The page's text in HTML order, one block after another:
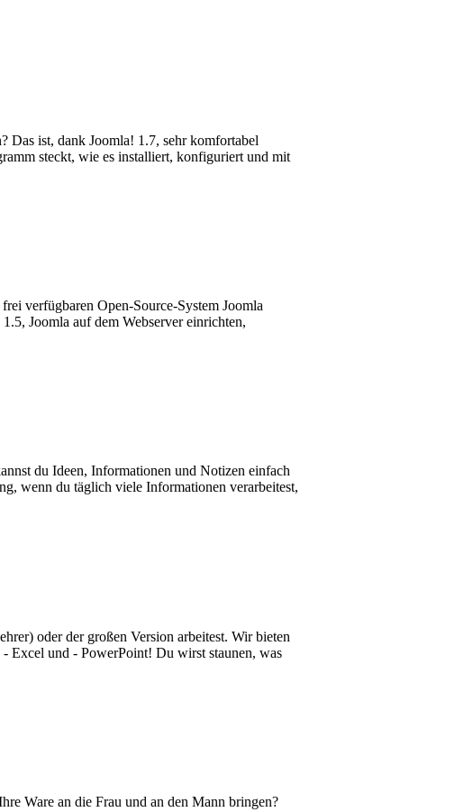
Das ist, dank Joomla! 1.7, sehr komfortabel
steckt, wie es installiert, konfiguriert und mit
verfügbaren Open-Source-System Joomla
Joomla auf dem Webserver einrichten,
du Ideen, Informationen und Notizen einfach
wenn du täglich viele Informationen verarbeitest,
oder der großen Version arbeitest. Wir bieten
Excel und - PowerPoint! Du wirst staunen, was
Ware an die Frau und an den Mann bringen?